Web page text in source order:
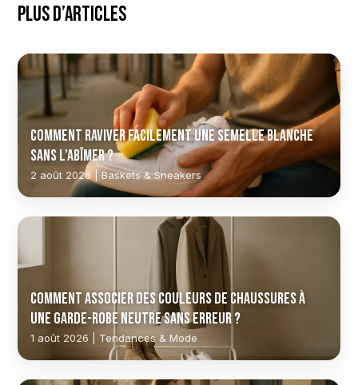
Plus d’articles
Comment raviver facilement une semelle blanche
sans l’abîmer ?
2 août 2026 | Baskets & Sneakers
Comment associer des couleurs de chaussures à
une garde-robe neutre sans erreur ?
1 août 2026 | Tendances & Mode